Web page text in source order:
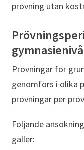
prövning utan
Prövningar för
genomförs i olika
prövningar per
Följande
gäller: